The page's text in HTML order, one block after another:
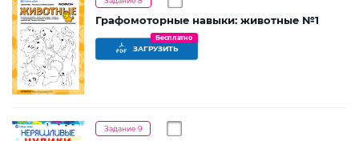
Графомоторные навыки: животные №1
ЗАГРУЗИТЬ
Бесплатно
Задание 9